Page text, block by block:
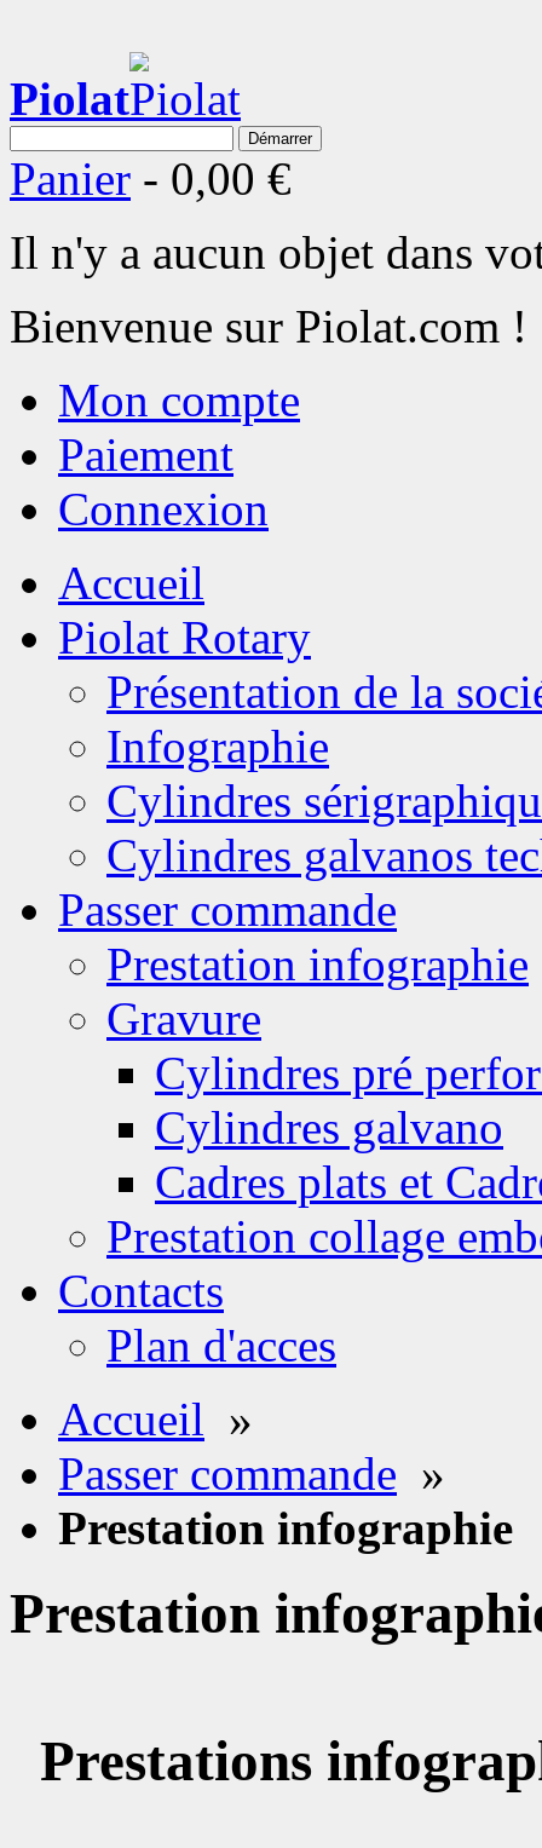
Piolat
Démarrer
Panier - 0,00 €
Il n'y a aucun objet dans
Bienvenue sur Piolat.com !
Mon compte
Paiement
Connexion
Accueil
Piolat Rotary
Présentation de la
Infographie
Cylindres
Cylindres galvanos
Passer commande
Prestation infographie
Gravure
Cylindres pré
Cylindres galvano
Cadres plats et
Prestation collage
Contacts
Plan d'acces
Accueil »
Passer commande »
Prestation infographie
Prestation
Prestations